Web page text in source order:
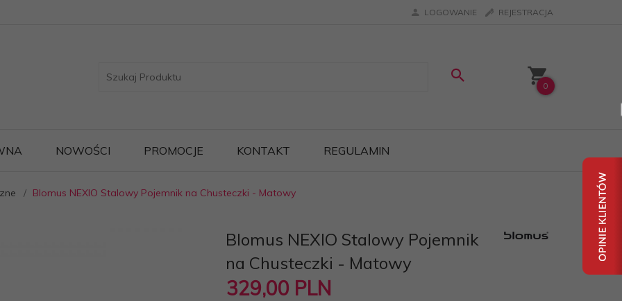
LOGOWANIE REJESTRACJA
0
NOWOŚCI PROMOCJE KONTAKT REGULAMIN
Blomus NEXIO Stalowy Pojemnik na Chusteczki - Matowy
Blomus NEXIO Stalowy Pojemnik
na Chusteczki - Matowy
329,00 PLN